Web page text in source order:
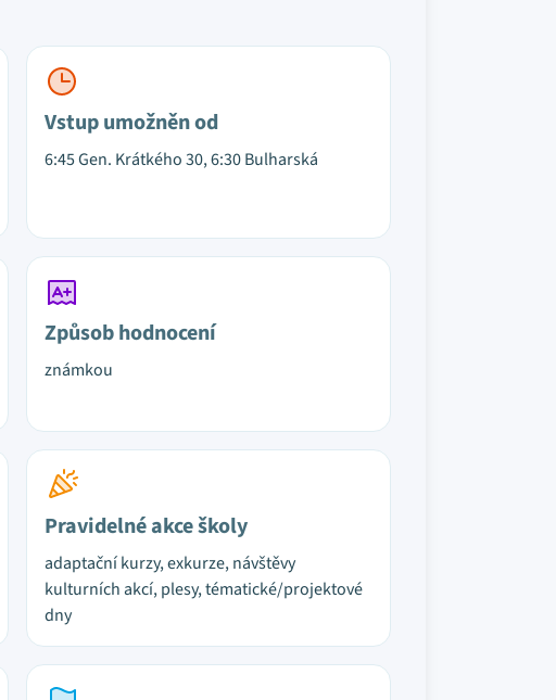
Vstup umožněn od
6:45 Gen. Krátkého 30, 6:30 Bulharská
Způsob hodnocení
známkou
Pravidelné akce školy
adaptační kurzy, exkurze, návštěvy
kulturních akcí, plesy, tématické/projektové
dny